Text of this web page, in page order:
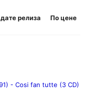
релиза По цене
- Cosi fan tutte (3 CD)